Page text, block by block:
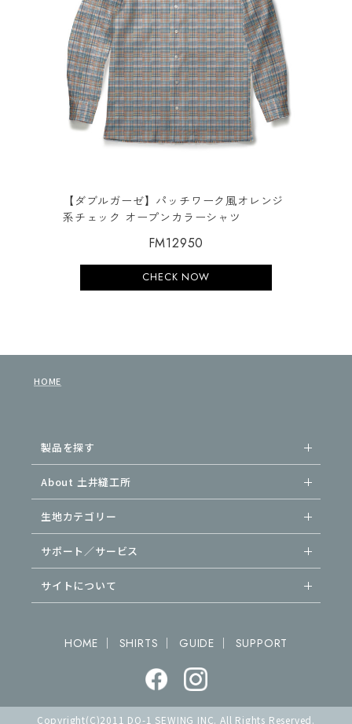
【ダブルガーゼ】パッチワーク風オレンジ
系チェック オープンカラーシャツ
FM12950
CHECK NOW
HOME
製品を探す
About 土井縫工所
生地カテゴリー
サポート／サービス
サイトについて
HOME ｜ SHIRTS ｜ GUIDE ｜ SUPPORT
Copyright(C)2011 DO-1 SEWING INC. All Rights Reserved.